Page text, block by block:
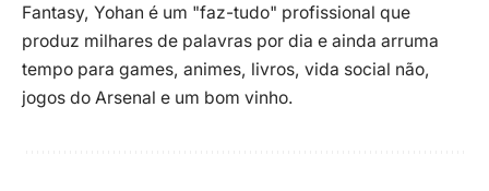
Fantasy, Yohan é um "faz-tudo" profissional que
produz milhares de palavras por dia e ainda arruma
tempo para games, animes, livros, vida social não,
jogos do Arsenal e um bom vinho.